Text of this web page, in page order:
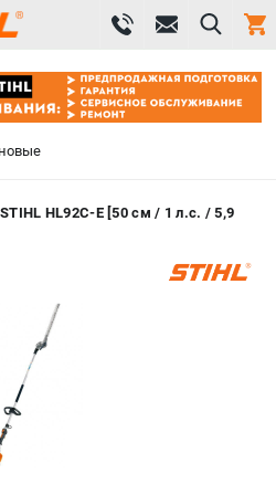
HL92С-Е [50 см / 1 л.с. / 5,9